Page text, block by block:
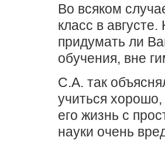
Во всяком
класс в
придумать ли
обучения, вне
С.А. так
учиться
его жизнь с
науки очень